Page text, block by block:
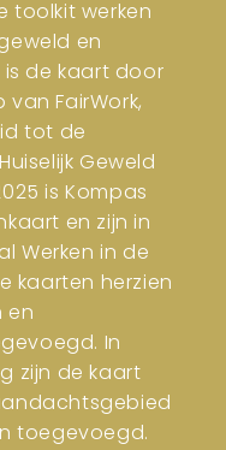
toolkit werken
en
is de kaart door
FairWork,
tot de
Geweld
is Kompas
en zijn in
Werken in de
kaarten herzien
en
In
zijn de kaart
toegevoegd.